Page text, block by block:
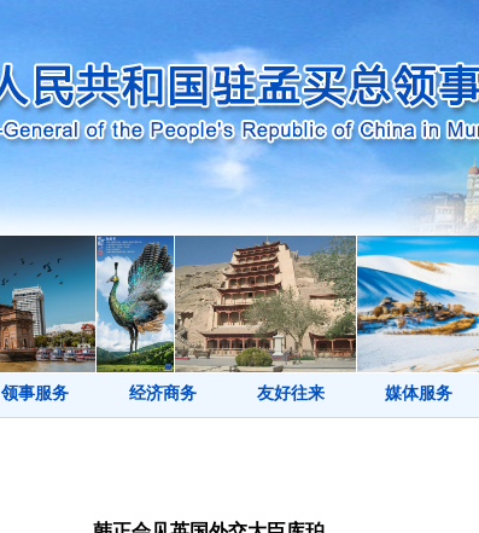
领事服务 经济商务 友好往来 媒体服务